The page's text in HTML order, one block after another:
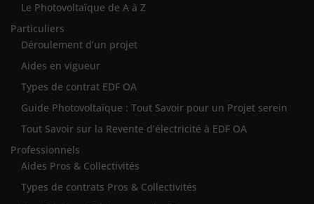
Le Photovoltaïque de A à Z
Particuliers
Déroulement d’un projet
Aides en vigueur
Types de contrat EDF OA
Guide Photovoltaïque : Tout Savoir pour un Projet serein
Tout Savoir sur la Revente d’électricité à EDF OA
Professionnels
Aides Pros & Collectivités
Types de contrats Pros & Collectivités